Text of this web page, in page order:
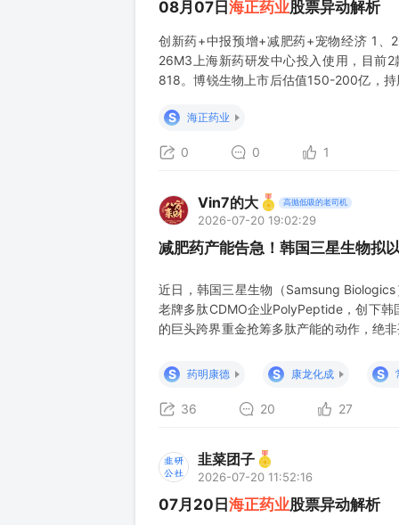
08月07日 海正药业股票异动解析
创新药+中报预增+减肥药+宠物经济 1、
26M3上海新药研发中心投入使用，目前
818。博锐生物上市后估值150-200亿，
S
海正药业
0 0 1
Vin7的大 高抛低吸的老司机
2026-07-20 19:02:29
减肥药产能告急！韩国三星生物拟
近日，韩国三星生物（Samsung
老牌多肽CDMO企业PolyPeptide，创下
的巨头跨界重金抢筹多肽产能的动作，绝
球化兑现驱动”的行业大背景，多肽赛道
S 药明康德 S 康龙化成 S
36 20 27
韭菜团子
2026-07-20 11:52:16
07月20日 海正药业股票异动解析